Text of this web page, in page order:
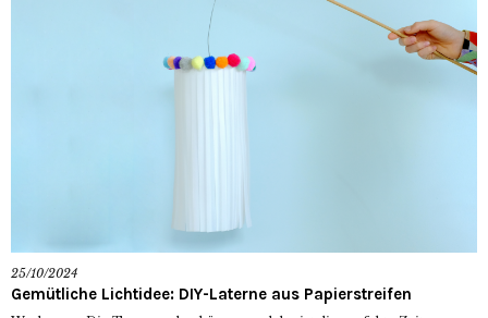
25/10/2024
Gemütliche Lichtidee: DIY-Laterne aus Papierstreifen